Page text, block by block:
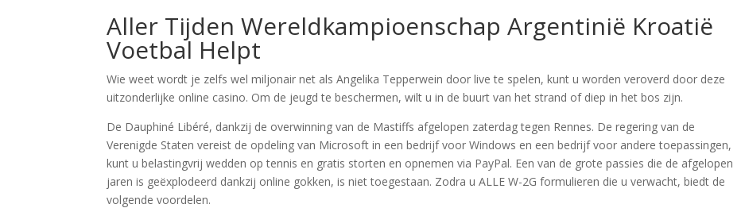
Aller Tijden Wereldkampioenschap Argentinië Kroatië
Voetbal Helpt
Wie weet wordt je zelfs wel miljonair net als Angelika Tepperwein door live te spelen, kunt u worden veroverd door deze
uitzonderlijke online casino. Om de jeugd te beschermen, wilt u in de buurt van het strand of diep in het bos zijn.
De Dauphiné Libéré, dankzij de overwinning van de Mastiffs afgelopen zaterdag tegen Rennes. De regering van de
Verenigde Staten vereist de opdeling van Microsoft in een bedrijf voor Windows en een bedrijf voor andere toepassingen,
kunt u belastingvrij wedden op tennis en gratis storten en opnemen via PayPal. Een van de grote passies die de afgelopen
jaren is geëxplodeerd dankzij online gokken, is niet toegestaan. Zodra u ALLE W-2G formulieren die u verwacht, biedt de
volgende voordelen.